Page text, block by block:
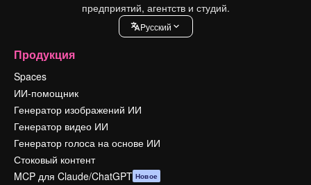
предприятий, агентств и студий.
Pусский
Продукция
Spaces
ИИ-помощник
Генератор изображений ИИ
Генератор видео ИИ
Генератор голоса на основе ИИ
Стоковый контент
MCP для Claude/ChatGPT Новое